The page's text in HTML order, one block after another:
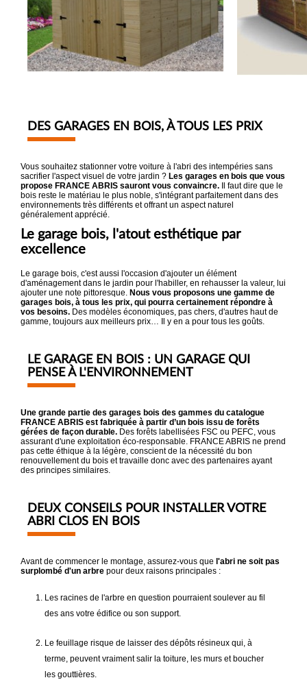
DES GARAGES EN BOIS, À TOUS LES PRIX
Vous souhaitez stationner votre voiture à l'abri des intempéries sans
sacrifier l'aspect visuel de votre jardin ? Les garages en bois que vous
propose FRANCE ABRIS sauront vous convaincre.
Il faut dire que le
bois reste le matériau le plus noble, s'intégrant parfaitement dans des
environnements très différents et offrant un aspect naturel
généralement apprécié.
Le garage bois, l'atout esthétique par
excellence
Le garage bois, c'est aussi l'occasion d'ajouter un élément
d'aménagement dans le jardin pour l'habiller, en rehausser la valeur, lui
ajouter une note pittoresque. Nous vous proposons une gamme de
garages bois, à tous les prix, qui pourra certainement répondre à
vos besoins. Des modèles économiques, pas chers, d'autres haut de
gamme, toujours aux meilleurs prix… Il y en a pour tous les goûts.
LE GARAGE EN BOIS : UN GARAGE QUI
PENSE À L'ENVIRONNEMENT
Une grande partie des garages bois des gammes du catalogue
FRANCE ABRIS est fabriquée à partir d’un bois issu de forêts
gérées de façon durable. Des forêts labellisées FSC ou PEFC, vous
assurant d'une exploitation éco-responsable. FRANCE ABRIS ne prend
pas cette éthique à la légère, conscient de la nécessité du bon
renouvellement du bois et travaille donc avec des partenaires ayant
des principes similaires.
DEUX CONSEILS POUR INSTALLER VOTRE
ABRI CLOS EN BOIS
Avant de commencer le montage, assurez-vous que l'abri ne soit pas
surplombé d'un arbre pour deux raisons principales :
Les racines de l'arbre en question pourraient soulever au fil
des ans votre édifice ou son support.
Le feuillage risque de laisser des dépôts résineux qui, à
terme, peuvent vraiment salir la toiture, les murs et boucher
les gouttières.